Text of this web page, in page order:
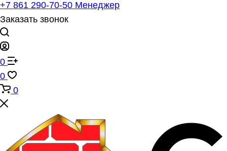
+7 861 290-70-50 Менеджер
Заказать звонок
0
0
0